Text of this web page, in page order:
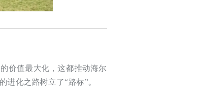
价值最大化，这都推动海尔
化之路树立了“路标”。